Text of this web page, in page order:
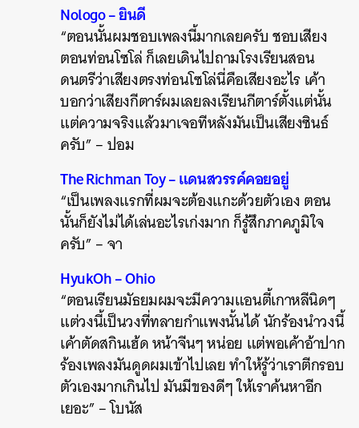
Nologo – ยินดี
“ตอนนั้นผมชอบเพลงนี้มากเลยครับ ชอบเสียง
ตอนท่อนโซโล่ ก็เลยเดินไปถามโรงเรียนสอน
ดนตรีว่าเสียงตรงท่อนโซโล่นี่คือเสียงอะไร เค้า
บอกว่าเสียงกีตาร์ผมเลยลงเรียนกีตาร์ตั้งแต่นั้น
แต่ความจริงแล้วมาเจอทีหลังมันเป็นเสียงซินธ์
ครับ” – ปอม
The Richman Toy – แดนสวรรค์คอยอยู่
“เป็นเพลงแรกที่ผมจะต้องแกะด้วยตัวเอง ตอน
นั้นก็ยังไม่ได้เล่นอะไรเก่งมาก ก็รู้สึกภาคภูมิใจ
ครับ” – จา
HyukOh – Ohio
“ตอนเรียนมัธยมผมจะมีความแอนตี้เกาหลีนิดๆ
แต่วงนี้เป็นวงที่ทลายกำแพงนั้นได้ นักร้องนำวงนี้
เค้าตัดสกินเฮ้ด หน้าจีนๆ หน่อย แต่พอเค้าอ้าปาก
ร้องเพลงมันดูดผมเข้าไปเลย ทำให้รู้ว่าเราตีกรอบ
ตัวเองมากเกินไป มันมีของดีๆ ให้เราค้นหาอีก
เยอะ” – โบนัส
SHARE